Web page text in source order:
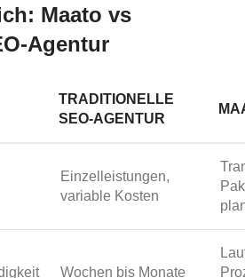
Maato vs
Agentur
TRADITIONELLE
SEO-AGENTUR
Einzelleistungen,
variable Kosten
Wochen bis Monate